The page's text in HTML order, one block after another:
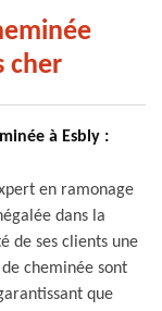
cher
à Esbly :
en ramonage
dans la
de ses clients une
cheminée sont
que